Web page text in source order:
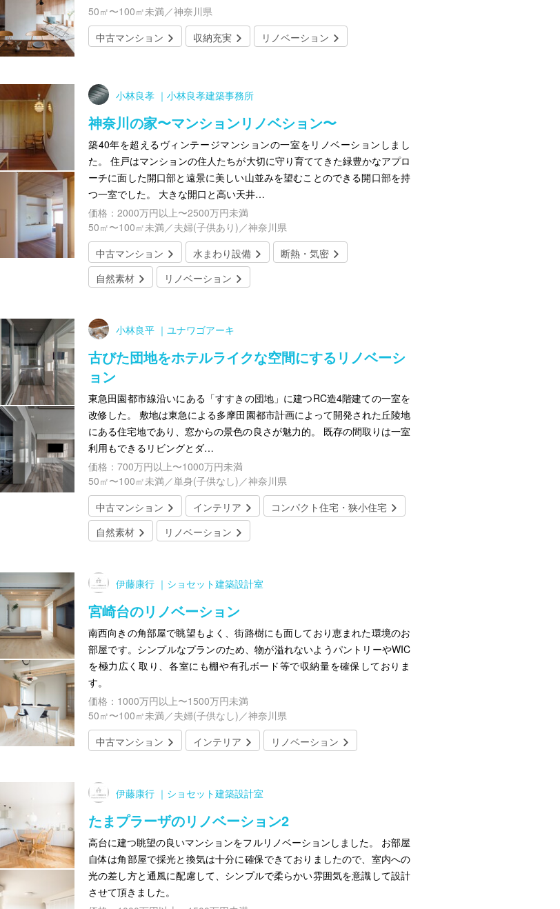
50㎡〜100㎡未満／神奈川県
中古マンション
収納充実 リノベーション
小林良孝 ｜小林良孝建築事務所
神奈川の家〜マンションリノベション〜
築40年を超えるヴィンテージマンションの一室をリノベーションしまし
た。 住戸はマンションの住人たちが大切に守り育ててきた緑豊かなアプロ
ーチに面した開口部と遠景に美しい山並みを望むことのできる開口部を持
つ一室でした。 大きな開口と高い天井…
価格：2000万円以上〜2500万円未満
50㎡〜100㎡未満／夫婦(子供あり)／神奈川県
中古マンション
水まわり設備
断熱・気密
自然素材
リノベーション
小林良平 ｜ユナワゴアーキ
古びた団地をホテルライクな空間にするリノベーシ
ョン
東急田園都市線沿いにある「すすきの団地」に建つRC造4階建ての一室を
改修した。 敷地は東急による多摩田園都市計画によって開発された丘陵地
にある住宅地であり、窓からの景色の良さが魅力的。 既存の間取りは一室
利用もできるリビングとダ…
価格：700万円以上〜1000万円未満
50㎡〜100㎡未満／単身(子供なし)／神奈川県
中古マンション
インテリア
コンパクト住宅・狭小住宅
自然素材
リノベーション
伊藤康行 ｜ショセット建築設計室
宮崎台のリノベーション
南西向きの角部屋で眺望もよく、街路樹にも面しており恵まれた環境のお
部屋です。シンプルなプランのため、物が溢れないようパントリーやWIC
を極力広く取り、各室にも棚や有孔ボード等で収納量を確保しておりま
す。
価格：1000万円以上〜1500万円未満
50㎡〜100㎡未満／夫婦(子供なし)／神奈川県
中古マンション
インテリア リノベーション
伊藤康行 ｜ショセット建築設計室
たまプラーザのリノベーション2
高台に建つ眺望の良いマンションをフルリノベーションしました。 お部屋
自体は角部屋で採光と換気は十分に確保できておりましたので、室内への
光の差し方と通風に配慮して、シンプルで柔らかい雰囲気を意識して設計
させて頂きました。